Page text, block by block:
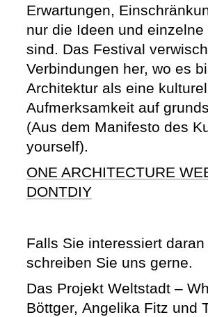
Erwartungen,
nur die Ideen und
sind. Das Festival
Verbindungen her, wo es
Architektur als eine
Aufmerksamkeit auf
(Aus dem Manifesto des
yourself).
ONE ARCHITECTURE
DONTDIY
Falls Sie interessiert
schreiben Sie uns gerne.
Das Projekt Weltstadt –
Böttger, Angelika Fitz und